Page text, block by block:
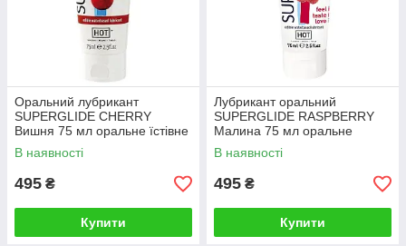
Оральний лубрикант
SUPERGLIDE CHERRY
Вишня 75 мл оральне їстівне
мастило на водній основі для
мигета
В наявності
495 ₴
Купити
Лубрикант оральний
SUPERGLIDE RASPBERRY
Малина 75 мл оральне
їстівне мастило на водній
основі для миття
В наявності
495 ₴
Купити